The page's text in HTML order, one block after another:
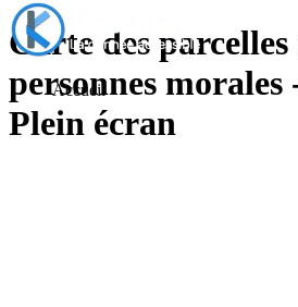
Accueil
Carte des parcelles
personnes
Plein écran